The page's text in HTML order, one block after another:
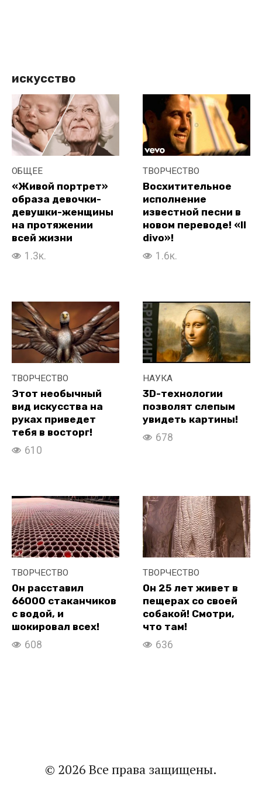
искусство
ОБЩЕЕ
«Живой портрет»
образа девочки-
девушки-женщины
на протяжении
всей жизни
1.3к.
ТВОРЧЕСТВО
Восхитительное
исполнение
известной песни в
новом переводе! «Il
divo»!
1.6к.
ТВОРЧЕСТВО
Этот необычный
вид искусства на
руках приведет
тебя в восторг!
610
НАУКА
3D-технологии
позволят слепым
увидеть картины!
678
ТВОРЧЕСТВО
Он расставил
66000 стаканчиков
с водой, и
шокировал всех!
608
ТВОРЧЕСТВО
Он 25 лет живет в
пещерах со своей
собакой! Смотри,
что там!
636
© 2026 Все права защищены.